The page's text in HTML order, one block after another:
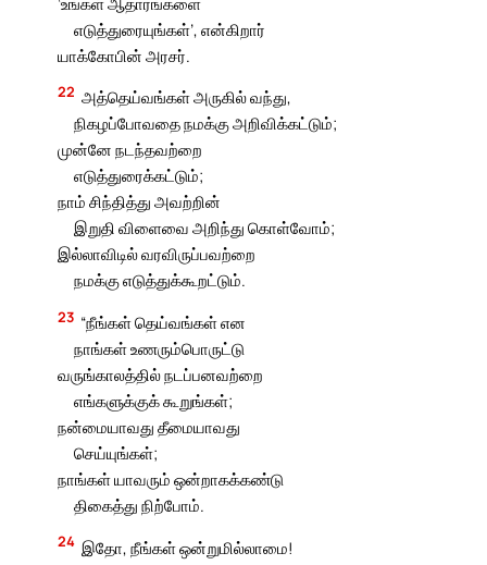
எடுத்துரையுங்கள்’, என்கிறார்
யாக்கோபின் அரசர்.
22 அத்தெய்வங்கள் அருகில் வந்து,
நிகழப்போவதை நமக்கு அறிவிக்கட்டும்;
முன்னே நடந்தவற்றை
எடுத்துரைக்கட்டும்;
நாம் சிந்தித்து அவற்றின்
இறுதி விளைவை அறிந்து கொள்வோம்;
இல்லாவிடில் வரவிருப்பவற்றை
நமக்கு எடுத்துக்கூறட்டும்.
23 “நீங்கள் தெய்வங்கள் என
நாங்கள் உணரும்பொருட்டு
வருங்காலத்தில் நடப்பனவற்றை
எங்களுக்குக் கூறுங்கள்;
நன்மையாவது தீமையாவது
செய்யுங்கள்;
நாங்கள் யாவரும் ஒன்றாகக்கண்டு
திகைத்து நிற்போம்.
24 இதோ, நீங்கள் ஒன்றுமில்லாமை!